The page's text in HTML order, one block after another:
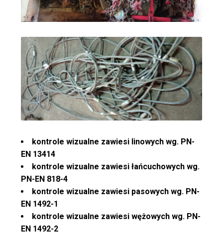
kontrole wizualne zawiesi linowych wg. PN-
EN 13414
kontrole wizualne zawiesi łańcuchowych wg.
PN-EN 818-4
kontrole wizualne zawiesi pasowych wg. PN-
EN 1492-1
kontrole wizualne zawiesi wężowych wg. PN-
EN 1492-2